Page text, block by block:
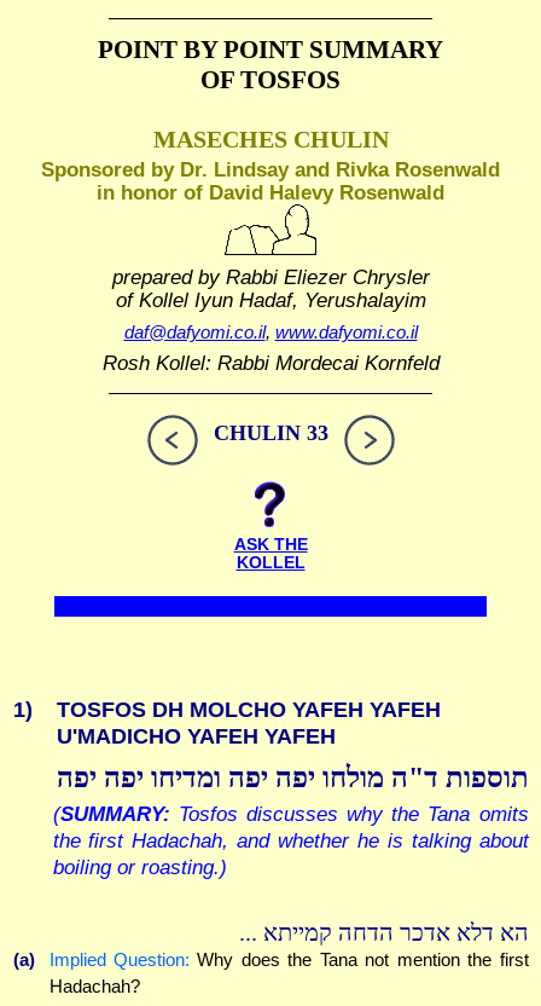
POINT BY POINT SUMMARY
OF TOSFOS
MASECHES CHULIN
Sponsored by Dr. Lindsay and Rivka Rosenwald
in honor of David Halevy Rosenwald
prepared by Rabbi Eliezer Chrysler
of Kollel Iyun Hadaf, Yerushalayim
daf@dafyomi.co.il, www.dafyomi.co.il
Rosh Kollel: Rabbi Mordecai Kornfeld
CHULIN 33
ASK THE
KOLLEL
1)
TOSFOS DH MOLCHO YAFEH YAFEH
U'MADICHO YAFEH YAFEH
תוספות ד"ה מולחו יפה יפה ומדיחו יפה יפה
(SUMMARY: Tosfos discusses why the Tana omits
the first Hadachah, and whether he is talking about
boiling or roasting.)
הא דלא אדכר הדחה קמייתא ...
(a) Implied Question: Why does the Tana not mention the first
Hadachah?